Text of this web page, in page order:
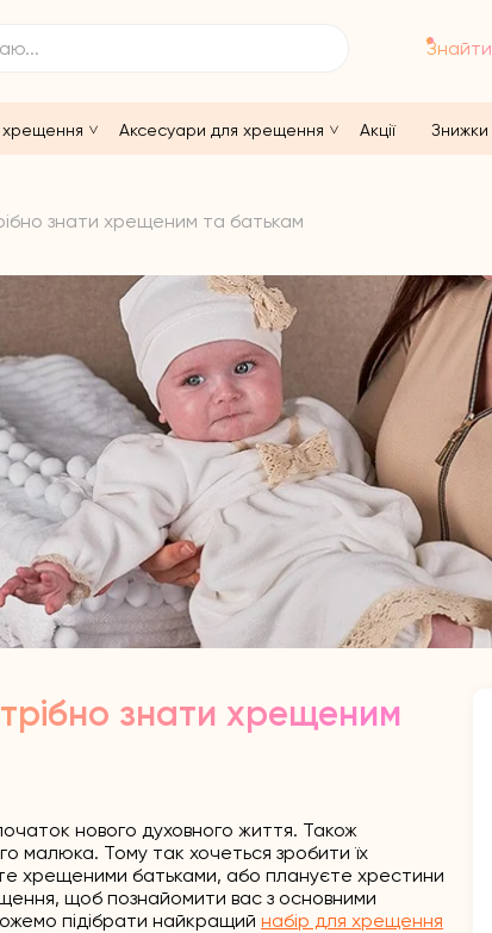
Знайти
Аксесуари для хрещення Акції Знижки
знати хрещеним та батькам
знати хрещеним
нового духовного життя. Також
малюка. Тому так хочеться зробити їх
хрещеними батьками, або плануєте хрестини
щоб познайомити вас з основними
підібрати найкращий набір для хрещення